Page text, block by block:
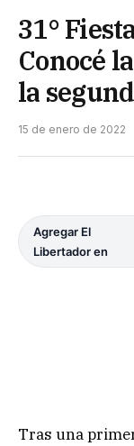
31°
Conocé
la
15 de enero de 2022
Agregar El
Libertador en
Tras una